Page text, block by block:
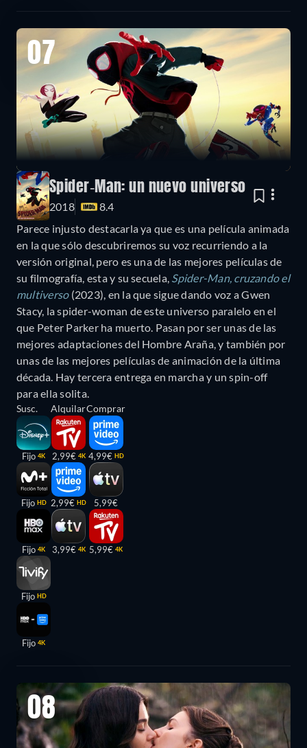
07
Spider-Man: un nuevo universo
2018
8.4
Parece injusto destacarla ya que es una película animada
en la que sólo descubriremos su voz recurriendo a la
versión original, pero es una de las mejores películas de
su filmografía, esta y su secuela, Spider-Man, cruzando el
multiverso(2023), en la que sigue dando voz a Gwen
Stacy, la spider-woman de este universo paralelo en el
que Peter Parker ha muerto. Pasan por ser unas de las
mejores adaptaciones del Hombre Araña, y también por
unas de las mejores películas de animación de la última
década. Hay tercera entrega en marcha y un spin-off
para ella solita.
Susc.
Fijo 4K
Fijo HD
Fijo 4K
Fijo HD
Fijo 4K
Alquilar
2,99€ 4K
2,99€ HD
3,99€ 4K
Comprar
4,99€ HD
5,99€
5,99€ 4K
08